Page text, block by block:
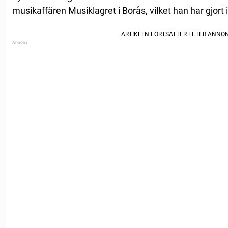
musikaffären Musiklagret i Borås, vilket han har gjort